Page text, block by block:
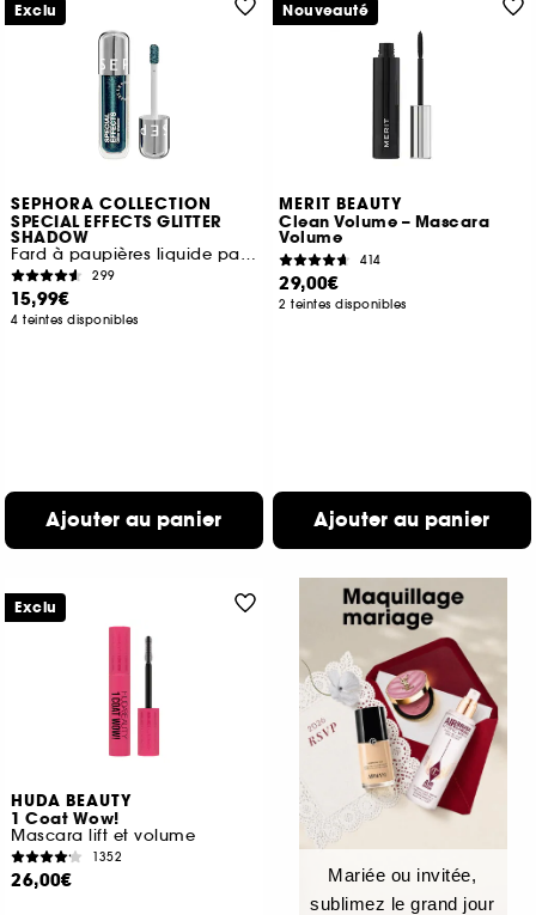
SEPHORA COLLECTION
SPECIAL EFFECTS GLITTER
SHADOW
Fard à paupières liquide pailleté
299
15,99€
4 teintes disponibles
Ajouter au panier
Exclu
MERIT BEAUTY
Clean Volume – Mascara
Volume
414
29,00€
2 teintes disponibles
Ajouter au panier
Nouveauté
HUDA BEAUTY
1 Coat Wow!
Mascara lift et volume
1352
26,00€
Exclu
Mariée ou invitée,
sublimez le grand jour